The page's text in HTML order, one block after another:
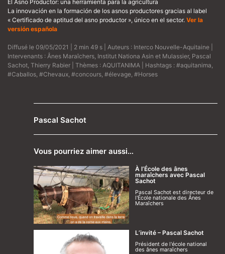
El Asno Productor: una herramienta para la agricultura
La innovación en la formación de los asnos productores gracias al label
« Certificado de aptitud del asno productor », único en el sector. Ver la
versión española
Diffusé le 09/05/2021 | 2 min 49 s | Auteurs : Interco Nouvelle-Aquitaine
Intervenants : Ânes Maraîchers Institut Nationa Asin et Mulassier, Pascal
Sachot Thierry Rabier | Thèmes : AQUITANIMA | Hashtags : #aquitanima
#Caballos #Chevaux #concours #élevage #Horses
Pascal Sachot
Vous pourriez aimer aussi…
À l’École des ânes
maraîchers avec Pascal
Sachot
Pascal Sachot est directeur de
l'École nationale des Ânes
Maraîchers
L’invité – Pascal Sachot
Président de l'école national
des ânes maraîchers